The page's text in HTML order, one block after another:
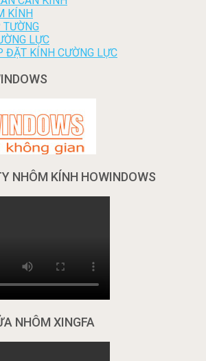
KÍNH
LỰC
ĐẶT KÍNH CƯỜNG LỰC
NHÔM KÍNH HOWINDOWS
NHÔM XINGFA